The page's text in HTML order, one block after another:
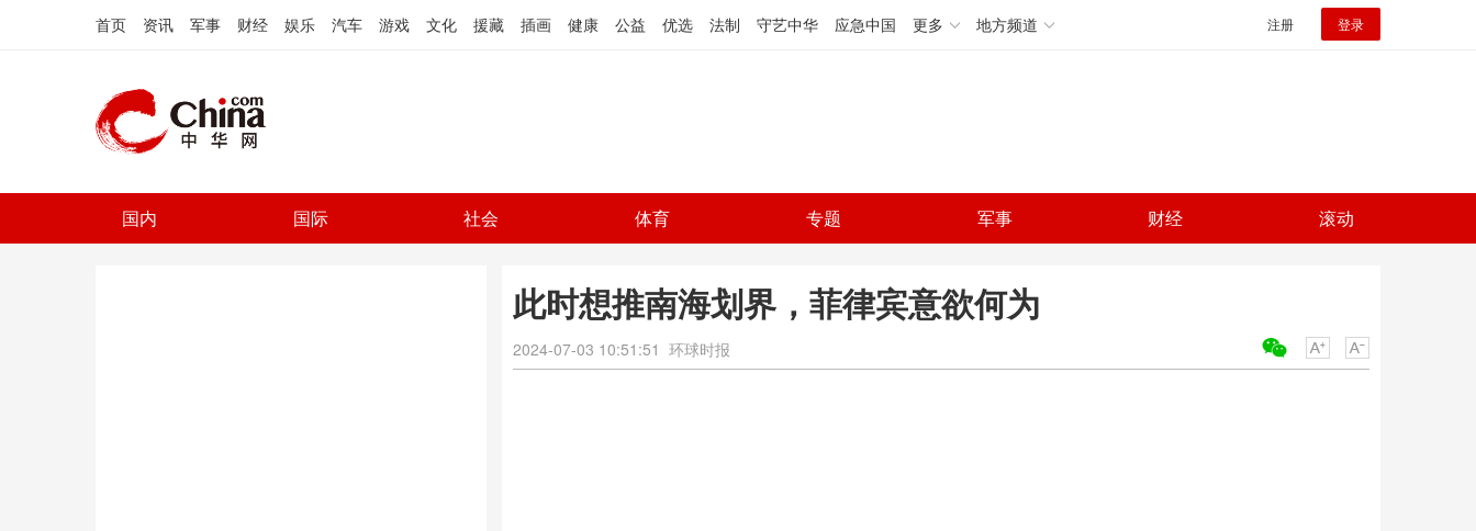
首页 资讯 军事 财经 娱乐 汽车 游戏 文化 援藏 插画 健康 公益 优选 法制 守艺中华 应急中国 更多 地方频道 注册 登录
国内 国际 社会 体育 专题 军事 财经 滚动
此时想推南海划界，菲律宾意欲何为
2024-07-03 10:51:51 环球时报